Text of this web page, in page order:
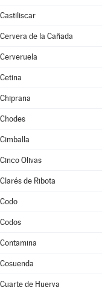
Castiliscar
Cervera de la Cañada
Cerveruela
Cetina
Chiprana
Chodes
Cimballa
Cinco Olivas
Clarés de Ribota
Codo
Codos
Contamina
Cosuenda
Cuarte de Huerva